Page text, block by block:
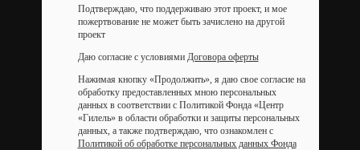
Подтверждаю, что поддерживаю этот проект, и мое
пожертвование не может быть зачислено на другой
проект
Даю согласие с условиями Договора оферты
Нажимая кнопку «Продолжить», я даю свое согласие на
обработку предоставленных мною персональных
данных в соответствии с Политикой Фонда «Центр
«Гилель» в области обработки и защиты персональных
данных, а также подтверждаю, что ознакомлен с
Политикой об обработке персональных данных Фонда